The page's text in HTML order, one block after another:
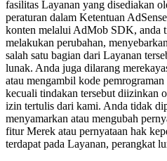
fasilitas Layanan yang disediakan
peraturan dalam Ketentuan
konten melalui AdMob SDK, anda
melakukan perubahan,
salah satu bagian dari Layanan
lunak. Anda juga dilarang
atau mengambil kode
kecuali tindakan tersebut diizinkan
izin tertulis dari kami. Anda tidak
menyamarkan atau mengubah
fitur Merek atau pernyataan hak
terdapat pada Layanan, perangkat